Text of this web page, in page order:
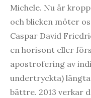
Michele. Nu är
och blicken möter
Caspar David
en horisont eller
apostrofering av
undertryckta)
bättre. 2013 verkar